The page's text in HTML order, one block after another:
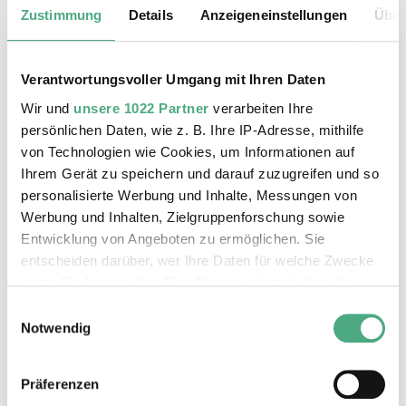
Zustimmung Details Anzeigeneinstellungen
Verantwortungsvoller Umgang mit Ihren Daten
Wir und unsere 1022 Partner verarbeiten Ihre
persönlichen Daten, wie z. B. Ihre IP-Adresse, mithilfe
von Technologien wie Cookies, um Informationen auf
Ihrem Gerät zu speichern und darauf zuzugreifen und so
personalisierte Werbung und Inhalte, Messungen von
Werbung und Inhalten, Zielgruppenforschung sowie
Entwicklung von Angeboten zu ermöglichen. Sie
entscheiden darüber, wer Ihre Daten für welche Zwecke
nutzt. Sie können Ihre Einwilligung jederzeit über die
Trigger Symbol ändern oder widerrufen
Informationen über Ihre geografische Lage erfassen,
Notwendig
Präferenzen
Erwachsene | Montag - Freitag
3 €
gesetzlichen Feiertagen 5 €
Kinder und Jugendliche bis einschl. 18
Jahre Teilnahme frei
gültig ab 1. Oktober 2024
Max. 30 Personen.
Auf dieser Seite werden nur die
durch das Weltkulturerbe Völklinger
angezeigt.